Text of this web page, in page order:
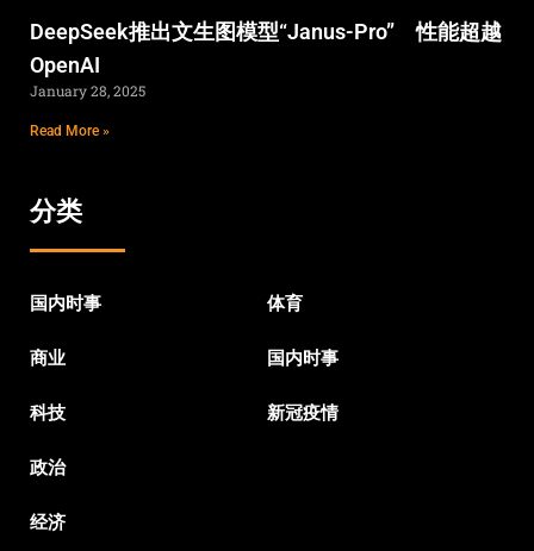
DeepSeek推出文生图模型“Janus-Pro” 性能超越
OpenAI
January 28, 2025
Read More »
分类
国内时事
商业
科技
政治
经济
体育
国内时事
新冠疫情